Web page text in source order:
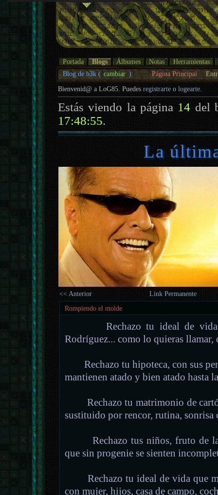
Portada Blogs Álbumes Notas
Herramientas
Blog de b3k ( cambiar ): Página Principal
Bienvenid@ a LoG85. Puedesregistrarte ologearte.
Estás viendo la página 14 del
17:48:55.
La
<< Anterior
Link Permanente
Rompiendo el molde
Rechazo tu ideal de vida
Rodríguez... como lo quieras
Rechazo tu hipoteca, con sus
mantienen atado y bien atado hasta
Rechazo tu matrimonio de
sustituido por rencor, rutina, sonrisa
Rechazo tus niños, fruto de la
que sin progenie se sienten
Rechazo tu ideal de vida que
con mujer, hijos, casa de campo,